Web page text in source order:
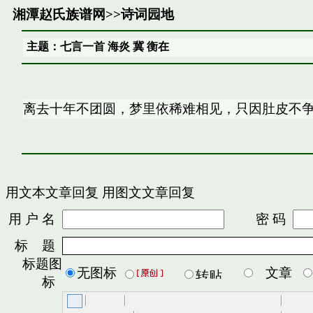
湘潭赵氏族谱网>>诗词园地
主题：七言一首 海炎 冀 衡在
离去十年不团圆，梦里依稀难相见，只因肚皮不
用文本文章回复 用图文文章回复
用 户 名
密 码
标 题
标题图
标
无图标 文章